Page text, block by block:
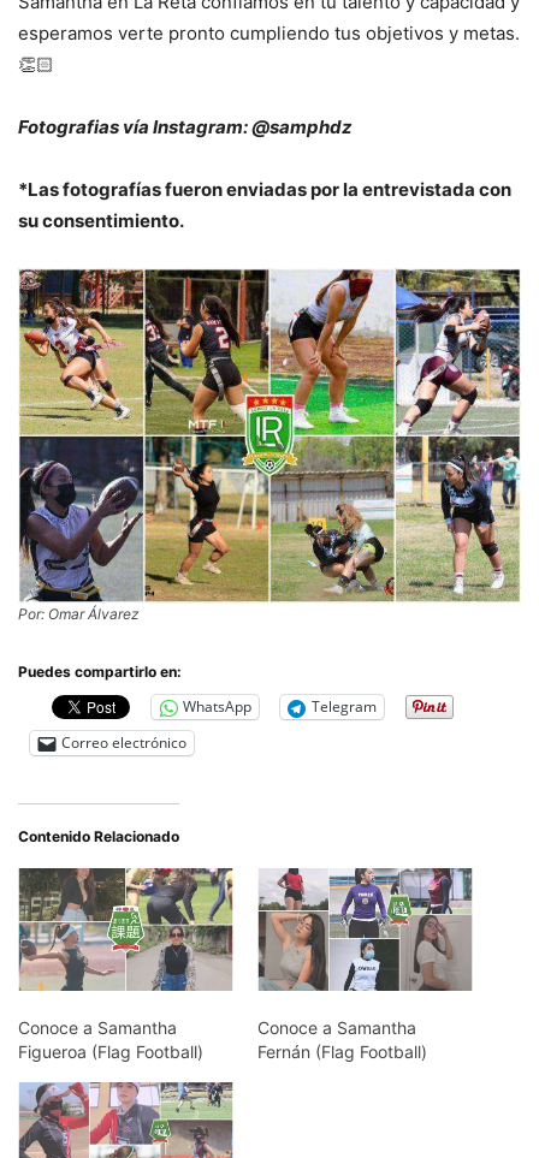
esperamos verte pronto cumpliendo tus objetivos y metas.
👏🏻
Fotografias vía Instagram: @samphdz
*Las fotografías fueron enviadas por la entrevistada con
su consentimiento.
Por: Omar Álvarez
Puedes compartirlo en:
WhatsApp
Telegram
Correo electrónico
Contenido Relacionado
Conoce a Samantha
Figueroa (Flag Football)
Conoce a Samantha
Fernán (Flag Football)